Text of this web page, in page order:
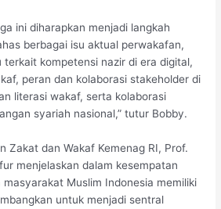
ini diharapkan menjadi langkah
berbagai isu aktual perwakafan,
terkait kompetensi nazir di era digital,
peran dan kolaborasi stakeholder di
literasi wakaf, serta kolaborasi
syariah nasional,” tutur Bobby.
Zakat dan Wakaf Kemenag RI, Prof.
menjelaskan dalam kesempatan
masyarakat Muslim Indonesia memiliki
untuk menjadi sentral